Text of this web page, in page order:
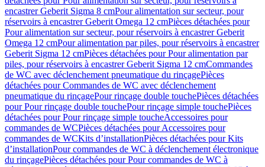
encastrer Geberit Sigma 8 cmPour alimentation sur secteur, pour
réservoirs à encastrer Geberit Omega 12 cmPièces détachées pour
Pour alimentation sur secteur, pour réservoirs à encastrer Geberit
Omega 12 cmPour alimentation par piles, pour réservoirs à encastrer
Geberit Sigma 12 cmPièces détachées pour Pour alimentation par
piles, pour réservoirs à encastrer Geberit Sigma 12 cmCommandes
de WC avec déclenchement pneumatique du rinçagePièces
détachées pour Commandes de WC avec déclenchement
pneumatique du rinçagePour rinçage double touchePièces détachées
pour Pour rinçage double touchePour rinçage simple touchePièces
détachées pour Pour rinçage simple toucheAccessoires pour
commandes de WCPièces détachées pour Accessoires pour
commandes de WCKits d’installationPièces détachées pour Kits
d’installationPour commandes de WC à déclenchement électronique
du rinçagePièces détachées pour Pour commandes de WC à